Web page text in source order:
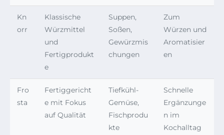
Kn
orr
Klassische
Würzmittel
und
Fertigprodukt
e
Suppen,
Soßen,
Gewürzmis
chungen
Zum
Würzen und
Aromatisier
en
Fro
sta
Fertiggericht
e mit Fokus
auf Qualität
Tiefkühl-
Gemüse,
Fischprodu
kte
Schnelle
Ergänzunge
n im
Kochalltag